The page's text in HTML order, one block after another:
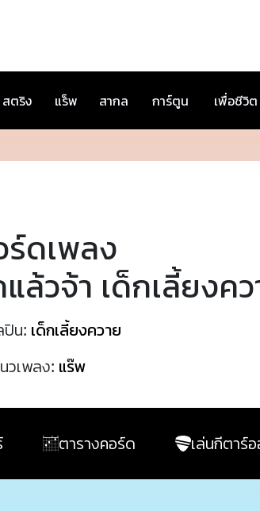
สตริง แร็พ สากล การ์ตูน เพื่อชีวิต
ร์ดเพลง
ล้วจ้า เด็กเลี้ยงค
ปิน: เด็กเลี้ยงควาย
วเพลง: แร๊พ
ตารางคอร์ด เล่นกีตาร์